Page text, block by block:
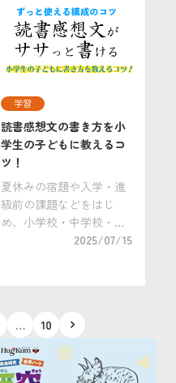
そ、効率よく！楽しく！
家庭学習をこなしたいも
のです。 家庭学習に最適
な、「名探偵コナンゼ
[…]学習
読書感想文の書き方を小
学生の子どもに教えるコ
ツ！
夏休みの宿題や入学・進
級前の課題などをはじ
め、小学校・中学校・高
校を通して課題として出
課題の本や論点なども難
しくなり手が付けられ
ず… […]
2025/07/15
… 10